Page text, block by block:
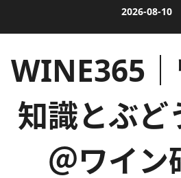
2026-08-10
WINE365
知識とぶど
＠ワイン